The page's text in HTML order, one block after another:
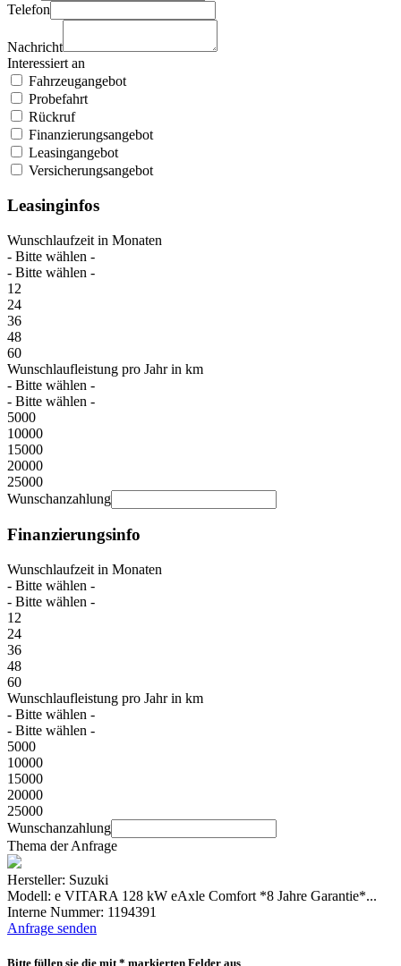
Telefon
Nachricht
Interessiert an
Fahrzeugangebot
Probefahrt
Rückruf
Finanzierungsangebot
Leasingangebot
Versicherungsangebot
Leasinginfos
Wunschlaufzeit in Monaten
- Bitte wählen -
- Bitte wählen -
12
24
36
48
60
Wunschlaufleistung pro Jahr in km
- Bitte wählen -
- Bitte wählen -
5000
10000
15000
20000
25000
Wunschanzahlung
Finanzierungsinfo
Wunschlaufzeit in Monaten
- Bitte wählen -
- Bitte wählen -
12
24
36
48
60
Wunschlaufleistung pro Jahr in km
- Bitte wählen -
- Bitte wählen -
5000
10000
15000
20000
25000
Wunschanzahlung
Thema der Anfrage
Hersteller: Suzuki
Modell: e VITARA 128 kW eAxle Comfort *8 Jahre Garantie*...
Interne Nummer: 1194391
Anfrage senden
Bitte füllen sie die mit * markierten Felder aus